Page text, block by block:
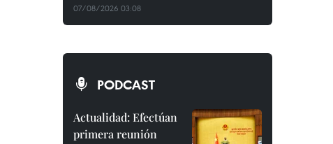
07/08/2026 03:08
PODCAST
Actualidad: Efectúan
primera reunión